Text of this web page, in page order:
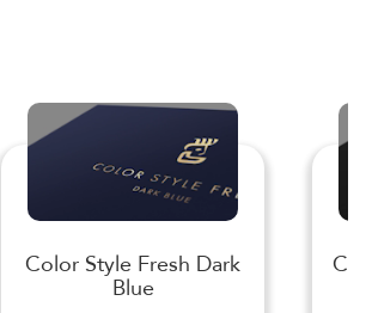
Color Style Fresh Dark
Blue